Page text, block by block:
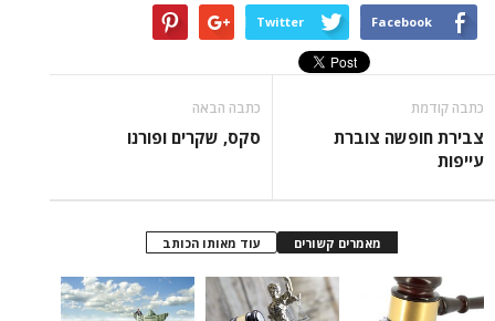
Twitter
צוברת סקס, שקרים ופורנו
עוד מאותו הכותב